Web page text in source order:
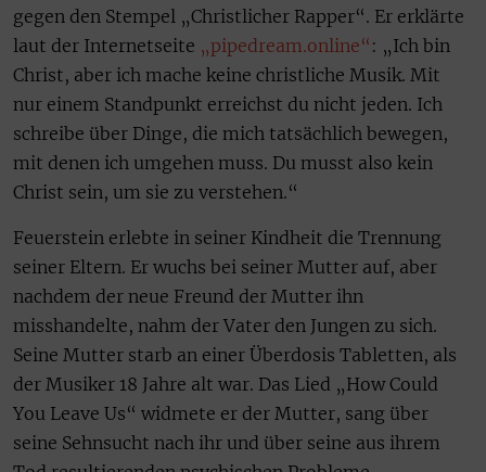
gegen den Stempel „Christlicher Rapper“. Er erklärte
laut der Internetseite „pipedream.online“ : „Ich bin
Christ, aber ich mache keine christliche Musik. Mit
nur einem Standpunkt erreichst du nicht jeden. Ich
schreibe über Dinge, die mich tatsächlich bewegen,
mit denen ich umgehen muss. Du musst also kein
Christ sein, um sie zu verstehen.“
Feuerstein erlebte in seiner Kindheit die Trennung
seiner Eltern. Er wuchs bei seiner Mutter auf, aber
nachdem der neue Freund der Mutter ihn
misshandelte, nahm der Vater den Jungen zu sich.
Seine Mutter starb an einer Überdosis Tabletten, als
der Musiker 18 Jahre alt war. Das Lied „How Could
You Leave Us“ widmete er der Mutter, sang über
seine Sehnsucht nach ihr und über seine aus ihrem